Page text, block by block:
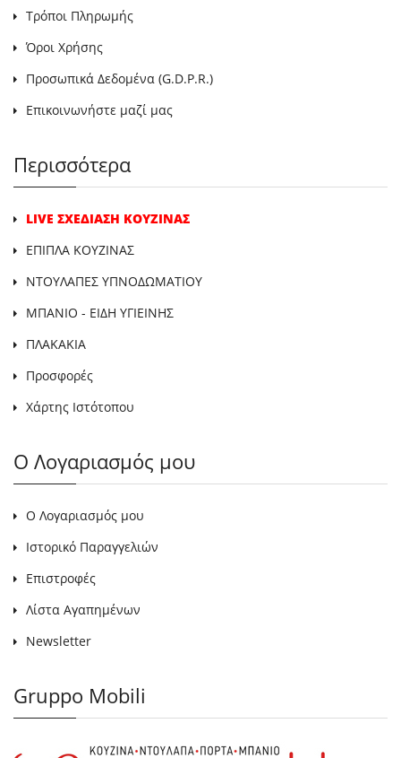
Τρόποι Πληρωμής
Όροι Χρήσης
Προσωπικά Δεδομένα (G.D.P.R.)
Επικοινωνήστε μαζί μας
Περισσότερα
LIVE ΣΧΕΔΙΑΣΗ ΚΟΥΖΙΝΑΣ
ΕΠΙΠΛΑ ΚΟΥΖΙΝΑΣ
ΝΤΟΥΛΑΠΕΣ ΥΠΝΟΔΩΜΑΤΙΟΥ
ΜΠΑΝΙΟ - ΕΙΔΗ ΥΓΙΕΙΝΗΣ
ΠΛΑΚΑΚΙΑ
Προσφορές
Χάρτης Ιστότοπου
Ο Λογαριασμός μου
Ο Λογαριασμός μου
Ιστορικό Παραγγελιών
Επιστροφές
Λίστα Αγαπημένων
Newsletter
Gruppo Mobili